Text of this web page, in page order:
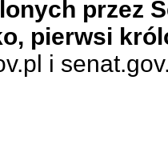
przez
pierwsi
i